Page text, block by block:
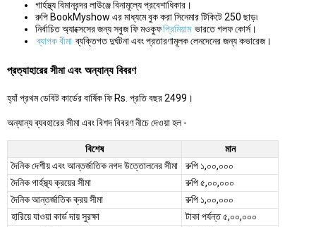
গার্হস্থ্য বিমানবন্দর লাউঞ্জে বিনামূল্যে প্রবেশাধিকার।
রুপি BookMyshow এর মাধ্যমে বুক করা সিনেমার টিকিটে 250 ছাড়৷
নির্বাচিত অ্যাক্সেসের জন্য সবুজ ফি মওকুফপ্রিমিয়াম ভারতে গলফ কোর্স।
ব্যাপক বীমা ব্যক্তিগত দুর্ঘটনা এবং প্রতারণামূলক লেনদেনের জন্য কভারেজ।
প্রত্যাহারের সীমা এবং অন্যান্য বিবরণ
হ্যাঁ প্রথম ডেবিট কার্ডের বার্ষিক ফি Rs. প্রতি বছর 2499।
অন্যান্য ব্যবহারের সীমা এবং বিশদ বিবরণ নীচে দেওয়া হল -
বিশেষ
মান
দৈনিক দেশীয় এবং আন্তর্জাতিক নগদ উত্তোলনের সীমা
রুপি ১,০০,০০০
দৈনিক গার্হস্থ্য ক্রয়ের সীমা
রুপি ৫,০০,০০০
দৈনিক আন্তর্জাতিক ক্রয় সীমা
রুপি ১,০০,০০০
হারিয়ে যাওয়া কার্ড দায় সুরক্ষা
টাকা পর্যন্ত ৫,০০,০০০